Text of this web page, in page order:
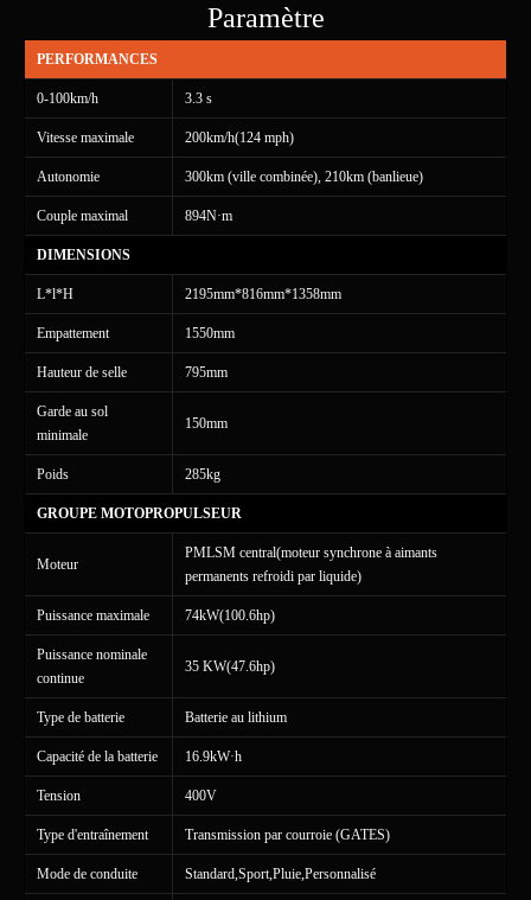
Paramètre
PERFORMANCES
0-100km/h 3.3 s
Vitesse maximale 200km/h(124 mph)
Autonomie 300km (ville combinée), 210km (banlieue)
Couple maximal 894N·m
DIMENSIONS
L*l*H 2195mm*816mm*1358mm
Empattement 1550mm
Hauteur de selle 795mm
Garde au sol
minimale
150mm
Poids 285kg
GROUPE MOTOPROPULSEUR
Moteur
PMLSM central(moteur synchrone à aimants
permanents refroidi par liquide)
Puissance maximale 74kW(100.6hp)
Puissance nominale
continue
35 KW(47.6hp)
Type de batterie Batterie au lithium
Capacité de la batterie 16.9kW·h
Tension 400V
Type d'entraînement Transmission par courroie (GATES)
Mode de conduite Standard,Sport,Pluie,Personnalisé